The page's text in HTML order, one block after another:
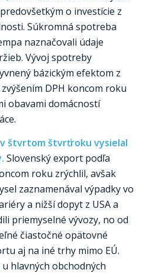
o investície z
Súkromná spotreba
naznačovali údaje
Vývoj spotreby
bázickým efektom z
DPH koncom roku
obavami domácností
štvrtom štvrťroku vysielal
Slovenský export podľa
roku zrýchlil, avšak
zaznamenával výpadky vo
a nižší dopyt z USA a
priemyselné vývozy, no od
čiastočné opätovné
aj na iné trhy mimo EÚ.
hlavných obchodných